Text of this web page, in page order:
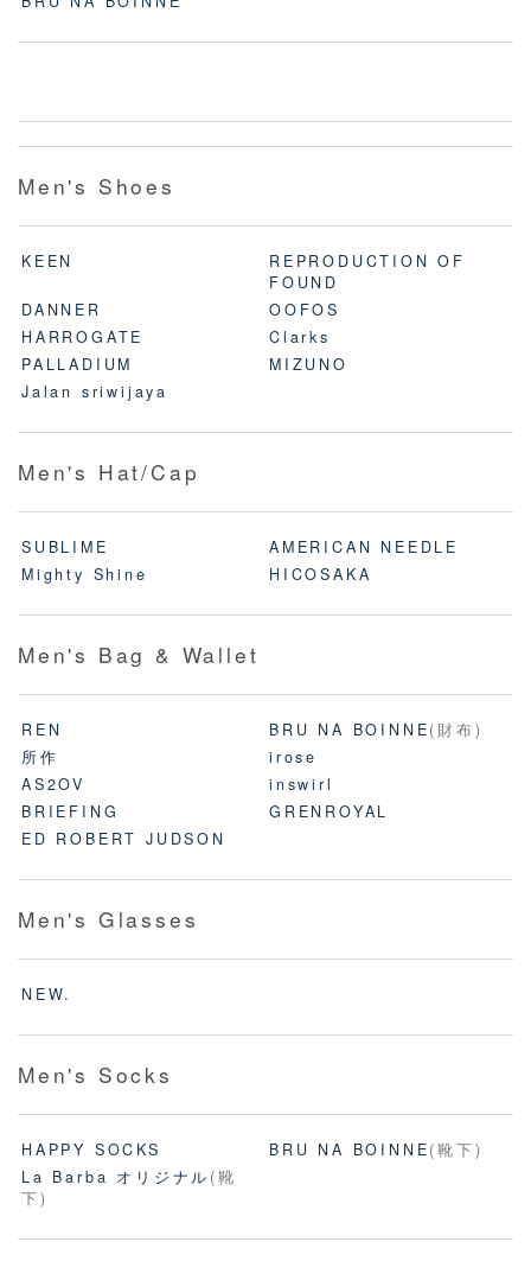
Men's Shoes
KEEN
REPRODUCTION OF
FOUND
DANNER
OOFOS
HARROGATE
Clarks
PALLADIUM
MIZUNO
Jalan sriwijaya
Men's Hat/Cap
SUBLIME
AMERICAN NEEDLE
Mighty Shine
HICOSAKA
Men's Bag & Wallet
REN BRU NA BOINNE(財布)
所作
irose
AS2OV
inswirl
BRIEFING
GRENROYAL
ED ROBERT JUDSON
Men's Glasses
NEW.
Men's Socks
HAPPY SOCKS BRU NA BOINNE(靴下)
La Barba オリジナル (靴
下)